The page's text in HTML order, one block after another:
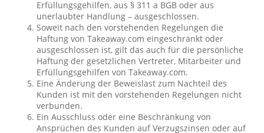
Erfüllungsgehilfen, aus § 311 a BGB oder aus
unerlaubter Handlung – ausgeschlossen.
Soweit nach den vorstehenden Regelungen die
Haftung von Takeaway.com eingeschränkt oder
ausgeschlossen ist, gilt das auch für die persönliche
Haftung der gesetzlichen Vertreter, Mitarbeiter und
Erfüllungsgehilfen von Takeaway.com.
Eine Änderung der Beweislast zum Nachteil des
Kunden ist mit den vorstehenden Regelungen nicht
verbunden.
Ein Ausschluss oder eine Beschränkung von
Ansprüchen des Kunden auf Verzugszinsen oder auf